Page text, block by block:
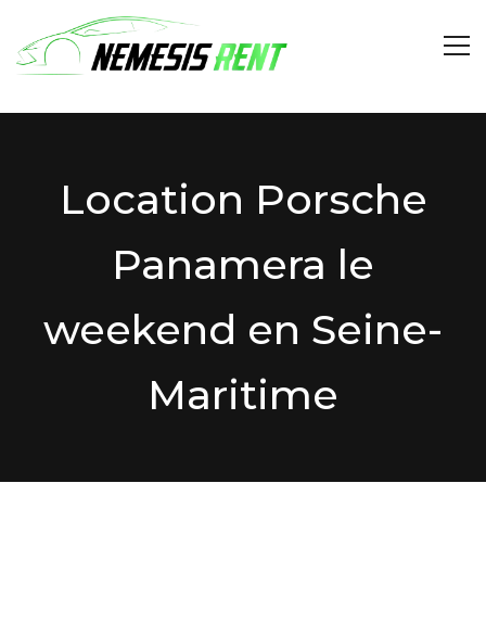
Location Porsche
Panamera le
weekend en Seine-
Maritime